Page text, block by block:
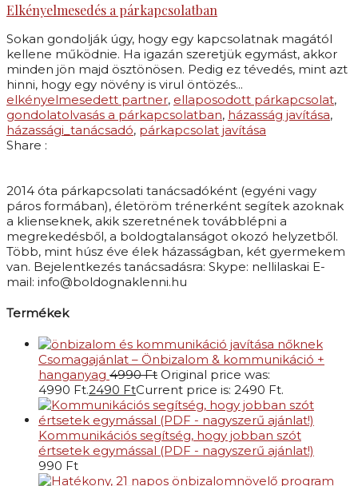
Elkényelmesedés a párkapcsolatban
Sokan gondolják úgy, hogy egy kapcsolatnak magától
kellene működnie. Ha igazán szeretjük egymást, akkor
minden jön majd ösztönösen. Pedig ez tévedés, mint azt
hinni, hogy egy növény is virul öntözés...
elkényelmesedett partner, ellaposodott párkapcsolat,
gondolatolvasás a párkapcsolatban, házasság javítása,
házassági_tanácsadó, párkapcsolat javítása
Share :
2014 óta párkapcsolati tanácsadóként (egyéni vagy
páros formában), életöröm trénerként segítek azoknak
a klienseknek, akik szeretnének továbblépni a
megrekedésből, a boldogtalanságot okozó helyzetből.
Több, mint húsz éve élek házasságban, két gyermekem
van. Bejelentkezés tanácsadásra: Skype: nellilaskai E-
mail: info@boldognaklenni.hu
Termékek
Csomagajánlat – Önbizalom & kommunikáció +
hanganyag 4990Ft Original price was:
4990 Ft.2490 FtCurrent price is: 2490 Ft.
Kommunikációs segítség, hogy jobban szót
értsetek egymással (PDF - nagyszerű ajánlat!)
990 Ft